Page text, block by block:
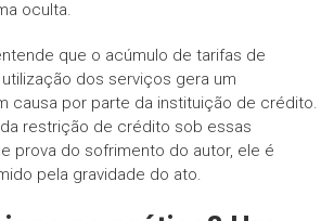
oculta.
que o acúmulo de tarifas de
dos serviços gera um
causa por parte da instituição de crédito.
restrição de crédito sob essas
prova do sofrimento do autor, ele é
pela gravidade do ato.